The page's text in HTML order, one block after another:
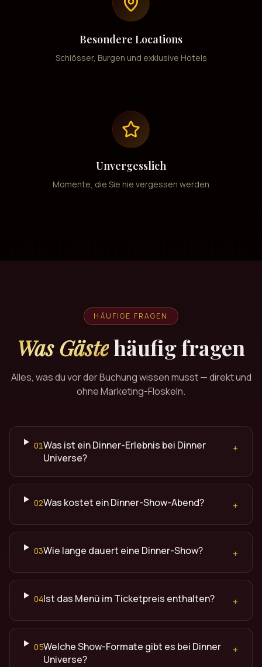
Besondere Locations
Schlösser, Burgen und exklusive Hotels
Unvergesslich
Momente, die Sie nie vergessen werden
HÄUFIGE FRAGEN
Was Gästehäufig fragen
Alles, was du vor der Buchung wissen musst — direkt und
ohne Marketing-Floskeln.
01Was ist ein Dinner-Erlebnis bei Dinner
Universe?
+
02Was kostet ein Dinner-Show-Abend? +
03Wie lange dauert eine Dinner-Show? +
04Ist das Menü im Ticketpreis enthalten? +
05Welche Show-Formate gibt es bei Dinner
Universe?
+